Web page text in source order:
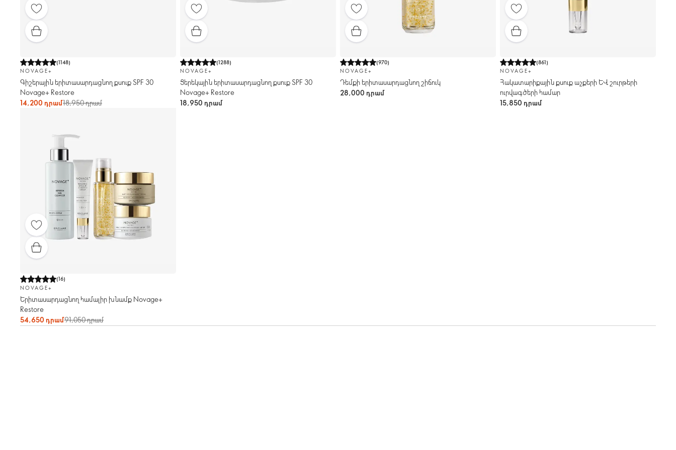
(1148)
NOVAGE+
Գիշերային երիտասարդացնող քսուք SPF 30
Novage+ Restore
14,200 դրամ18,950 դրամ
(1288)
NOVAGE+
Ցերեկային երիտասարդացնող քսուք SPF 30
Novage+ Restore
18,950 դրամ
(970)
NOVAGE+
Դեմքի երիտասարդացնող շիճուկ
28,000 դրամ
(861)
NOVAGE+
Հակատարիքային քսուք աչքերի և շուրթերի
ուրվագծերի համար
15,850 դրամ
(16)
NOVAGE+
Երիտասարդացնող համալիր խնամք Novage+
Restore
54,650 դրամ91,050 դրամ